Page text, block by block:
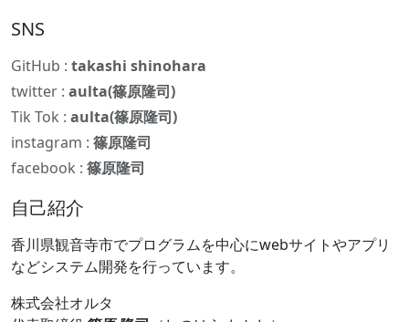
SNS
GitHub : takashi shinohara
twitter : aulta(篠原隆司)
Tik Tok : aulta(篠原隆司)
instagram : 篠原隆司
facebook : 篠原隆司
自己紹介
香川県観音寺市でプログラムを中心にwebサイトやアプリ
などシステム開発を行っています。
株式会社オルタ